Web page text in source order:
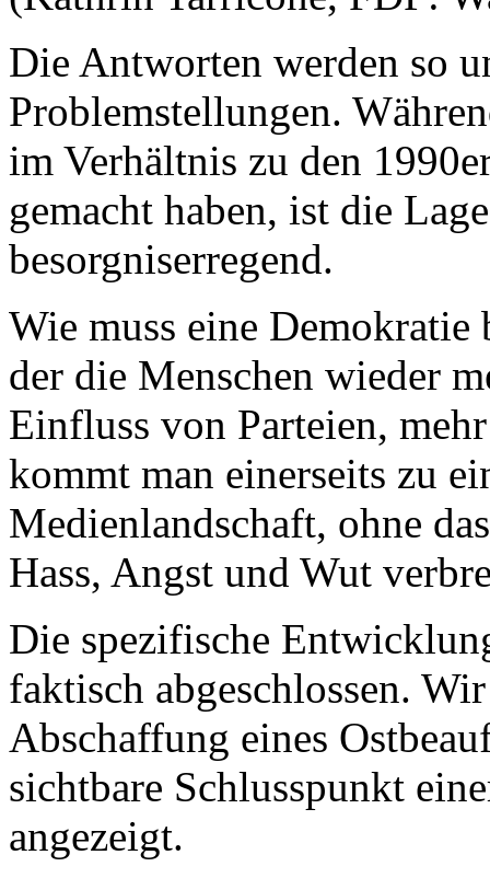
Die Antworten werden so
Problemstellungen.
im Verhältnis zu den
gemacht haben, ist die
besorgniserregend.
Wie muss eine Demokratie
der die Menschen wieder
Einfluss von Parteien,
kommt man einerseits zu
Medienlandschaft, ohne
Hass, Angst und Wut
Die spezifische
faktisch abgeschlossen.
Abschaffung eines
sichtbare Schlusspunkt
angezeigt.